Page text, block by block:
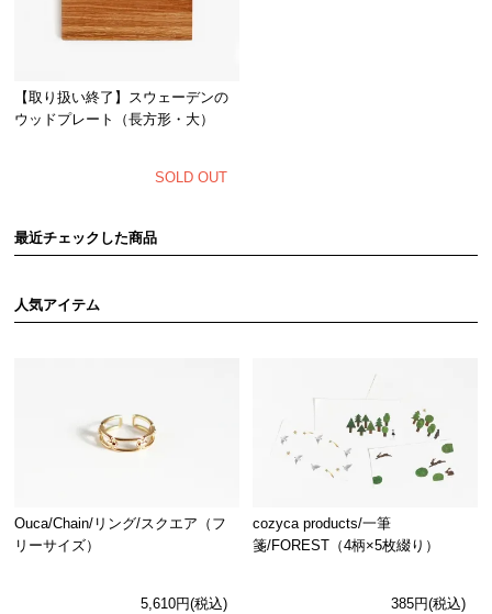
【取り扱い終了】スウェーデンの
ウッドプレート（長方形・大）
SOLD OUT
最近チェックした商品
人気アイテム
Ouca/Chain/リング/スクエア（フ
リーサイズ）
5,610円(税込)
cozyca products/一筆
箋/FOREST（4柄×5枚綴り）
385円(税込)